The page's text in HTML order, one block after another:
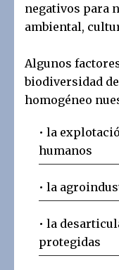
negativos para
ambiental,
Algunos
biodiversidad
homogéneo
• la
humanos
• la
• la
protegidas